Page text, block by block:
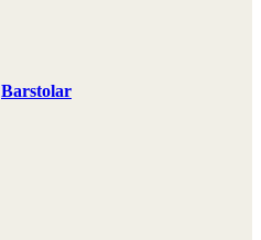
Barstolar